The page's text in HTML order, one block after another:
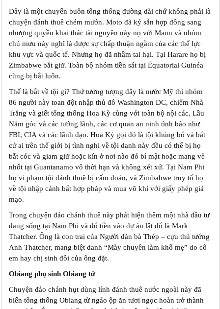
Đây là một chuyến buôn tổng thống đường dài chứ không phải là
chuyện đánh thuê chém mướn. Moto đã ký‎ sẵn hợp đồng sang
nhượng quyền khai thác tài nguyên này nọ với Mann và nhóm
chủ mưu này nghĩ là được sự chấp thuận ngầm của các thế lực
khu vực và quốc tế. Nhưng họ đã nhầm tai hại. Tại Harare họ bị
Zimbabwe bắt giữ. Toàn bộ nhóm tiền sát tại Équatorial Guinéa
cũng bị bắt luôn.
Thế là bắt về tội gì? Thử tưởng tượng đây là nước Mỹ thì nhóm
86 người này toan đột nhập thủ đô Washington DC, chiếm Nhà
Trắng và giết tổng thống Hoa Kỳ cùng với toàn bộ nội các, Lầu
Năm góc và các tướng lãnh, các cơ quan an ninh tình báo như
FBI, CIA và các lãnh đạo. Hoa Kỳ gọi đó là tội khủng bố và bất
cứ ai trên thế giới bị tình nghi về tội danh này đều có thể bị họ
bắt cóc và giam giữ hoặc kín ở nơi nào đó bí mật hoặc mang về
nhốt tại Guantanamo vô thời hạn và không xét xử. Tại Nam Phi
họ vi phạm tội đánh thuê bị cấm đoán, và Zimbabwe truy tố họ
về tội nhập cảnh bất hợp pháp và mua võ khí với giấy phép giả
mạo.
Trong chuyện đảo chánh thuê này phát hiện thêm một nhà đầu tư
đang sống tại Nam Phi và đổ tiền vào dự án lật đổ là Mark
Thatcher. Ông là con trai của Người đàn bà Thép – cựu thủ tướng
Anh Thatcher, mang biệt danh “Mày chuyên làm khổ mẹ” do cô
em hay chị sinh đôi của ông đặt.
Obiang phụ sinh Obiang tử
Chuyện đảo chánh hụt dùng lính đánh thuê nước ngoài này đã
biến tổng thống Obiang từ ngáo ộp ăn tươi ngọc hoàn trở thành